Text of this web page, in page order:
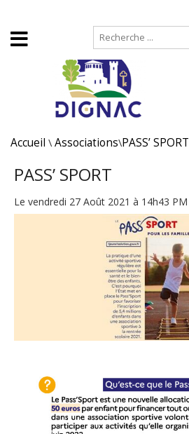
Accueil \ Associations\PASS’ SPORT
PASS’ SPORT
Le vendredi 27 Août 2021 à 14h43 PM